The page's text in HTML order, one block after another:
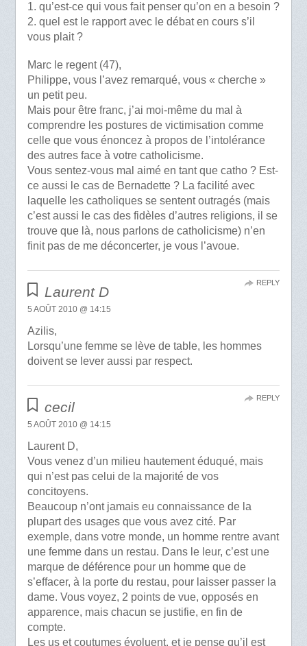
1. qu’est-ce qui vous fait penser qu’on en a besoin ?
2. quel est le rapport avec le débat en cours s’il
vous plait ?
Marc le regent (47),
Philippe, vous l’avez remarqué, vous « cherche »
un petit peu.
Mais pour être franc, j’ai moi-même du mal à
comprendre les postures de victimisation comme
celle que vous énoncez à propos de l’intolérance
des autres face à votre catholicisme.
Vous sentez-vous mal aimé en tant que catho ? Est-
ce aussi le cas de Bernadette ? La facilité avec
laquelle les catholiques se sentent outragés (mais
c’est aussi le cas des fidèles d’autres religions, il se
trouve que là, nous parlons de catholicisme) n’en
finit pas de me déconcerter, je vous l’avoue.
Laurent D
5 AOÛT 2010 @ 14:15
Azilis,
Lorsqu’une femme se lève de table, les hommes
doivent se lever aussi par respect.
REPLY
cecil
5 AOÛT 2010 @ 14:15
Laurent D,
Vous venez d’un milieu hautement éduqué, mais
qui n’est pas celui de la majorité de vos
concitoyens.
Beaucoup n’ont jamais eu connaissance de la
plupart des usages que vous avez cité. Par
exemple, dans votre monde, un homme rentre avant
une femme dans un restau. Dans le leur, c’est une
marque de déférence pour un homme que de
s’effacer, à la porte du restau, pour laisser passer la
dame. Vous voyez, 2 points de vue, opposés en
apparence, mais chacun se justifie, en fin de
compte.
Les us et coutumes évoluent, et je pense qu’il est
REPLY